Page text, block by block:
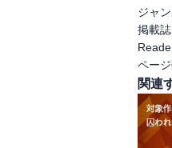
ジャ
掲載
ペー
関連